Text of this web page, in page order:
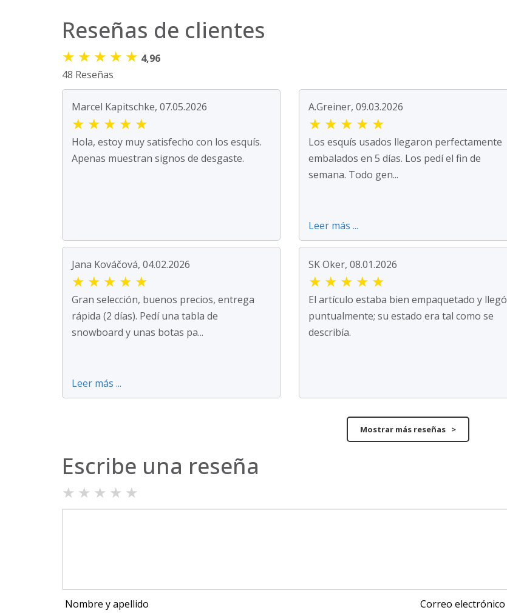
Reseñas de clientes
★ ★ ★ ★ ★ 4,96
48 Reseñas
Marcel Kapitschke, 07.05.2026
★ ★ ★ ★ ★
Hola, estoy muy satisfecho con los esquís.
Apenas muestran signos de desgaste.
A.Greiner, 09.03.2026
★ ★ ★ ★ ★
Los esquís usados llegaron perfectamente
embalados en 5 días. Los pedí el fin de
semana. Todo gen...
Leer más ...
Jana Kováčová, 04.02.2026
★ ★ ★ ★ ★
Gran selección, buenos precios, entrega
rápida (2 días). Pedí una tabla de
snowboard y unas botas pa...
Leer más ...
SK Oker, 08.01.2026
★ ★ ★ ★ ★
El artículo estaba bien empaquetado y llegó
puntualmente; su estado era tal como se
describía.
Mostrar más reseñas >
Escribe una reseña
★ ★ ★ ★ ★
Nombre y apellido Correo electrónico